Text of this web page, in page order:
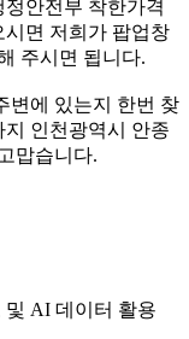
안전부 착한가격
면 저희가 팝업창
주시면 됩니다.
변에 있는지 한번 찾
인천광역시 안종
맙습니다.
및 AI 데이터 활용